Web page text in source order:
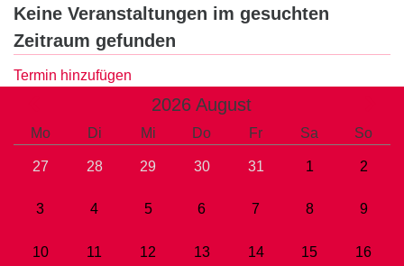
Keine Veranstaltungen im gesuchten
Zeitraum gefunden
Termin hinzufügen
2026 August
Mo Di Mi Do Fr Sa So
27 28 29 30 31 1 2
3 4 5 6 7 8 9
10 11 12 13 14 15 16